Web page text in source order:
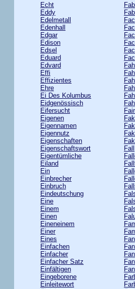
Echt
Eddy
Edelmetall
Edenhall
Edgar
Edison
Edsel
Eduard
Edvard
Effi
Effizientes
Ehre
Ei Des Kolumbus
Eidgenössisch
Eifersucht
Eigenen
Eigennamen
Eigennutz
Eigenschaften
Eigenschaftswort
Eigentümliche
Eiland
Ein
Einbrecher
Einbruch
Eindeutschung
Eine
Einem
Einen
Eineneinem
Einer
Eines
Einfachen
Einfacher
Einfacher Satz
Einfältigen
Eingeborene
Einleitewort
Fall